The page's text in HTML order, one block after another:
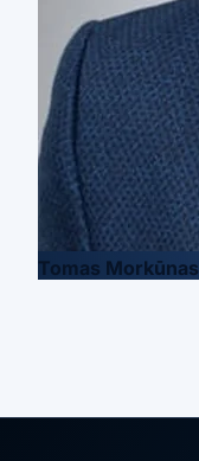
Tomas Morkūnas